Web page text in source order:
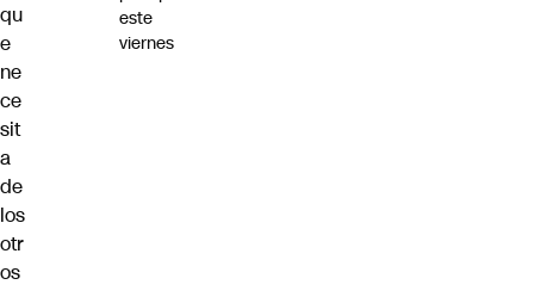
qu
e
ne
ce
sit
a
de
los
otr
os
este
viernes